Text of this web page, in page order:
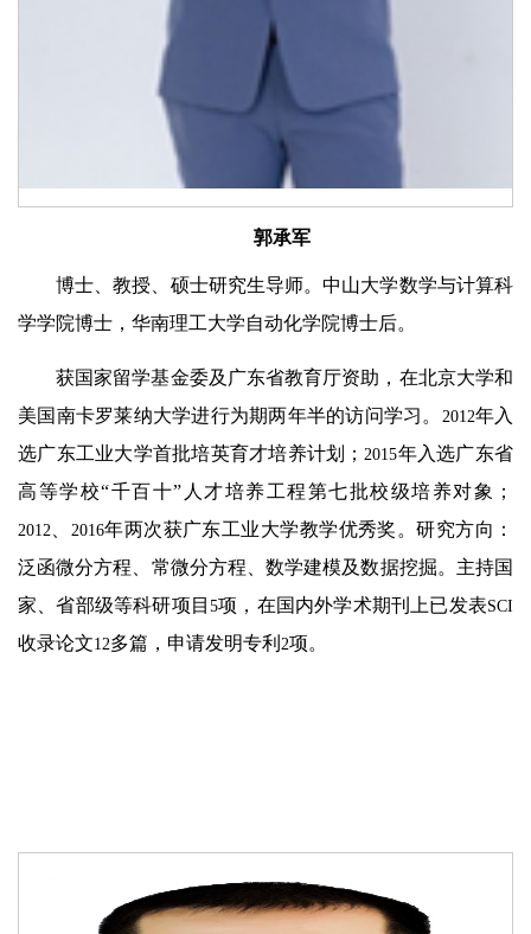
郭承军
博士、教授、硕士研究生导师。中山大学数学与计算科
学学院博士，华南理工大学自动化学院博士后。
获国家留学基金委及广东省教育厅资助，在北京大学和
美国南卡罗莱纳大学进行为期两年半的访问学习。
2012年入
选广东工业大学首批培英育才培养计划； 2015年入选广东省
高等学校“千百十”人才培养工程第七批校级培养对象；
2012 2016年两次获广东工业大学教学优秀奖。研究方向：
泛函微分方程、常微分方程、数学建模及数据挖掘。主持国
家、省部级等科研项目 5项，在国内外学术期刊上已发表SCI
收录论文12多篇，申请发明专利 2项。